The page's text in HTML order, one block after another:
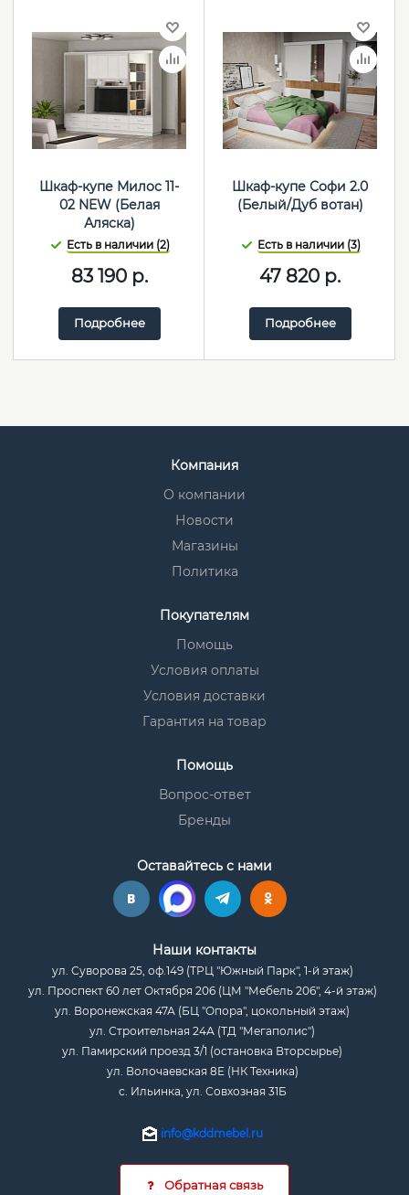
Шкаф-купе Милос 11-
02 NEW (Белая
Аляска)
Есть в наличии (2)
83 190р.
Подробнее
Шкаф-купе Софи 2.0
(Белый/Дуб вотан)
Есть в наличии (3)
47 820 р.
Подробнее
Компания
О компании
Новости
Магазины
Политика
Покупателям
Помощь
Условия оплаты
Условия доставки
Гарантия на товар
Помощь
Вопрос-ответ
Бренды
Оставайтесь с нами
Наши контакты
ул. Суворова 25, оф.149 (ТРЦ "Южный Парк", 1-й этаж)
ул. Проспект 60 лет Октября 206 (ЦМ "Мебель 206", 4-й этаж)
ул. Воронежская 47А (БЦ "Опора", цокольный этаж)
ул. Строительная 24А (ТД "Мегаполис")
ул. Памирский проезд 3/1 (остановка Вторсырье)
ул. Волочаевская 8Е (НК Техника)
с. Ильинка, ул. Совхозная 31Б
info@kddmebel.ru
Обратная связь